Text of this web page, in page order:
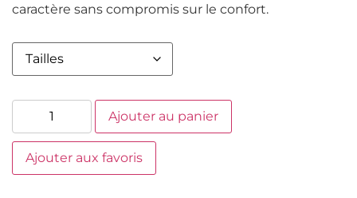
caractère sans compromis sur le confort.
Ajouter au panier
Ajouter aux favoris